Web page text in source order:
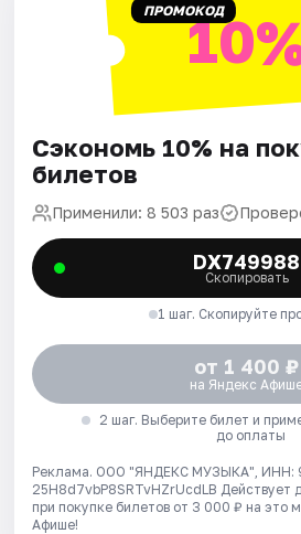
ПРОМОКОД
Сэкономь 10% на
билетов
Применили: 8 503 раз
DX749988
Скопировать
1 шаг. Скопируйте
от 1 400 ₽
на Яндекс
2 шаг. Выберите билет и
до оплаты
Реклама. ООО "ЯНДЕКС МУЗЫКА", ИНН:
25H8d7vbP8SRTvHZrUcdLB Действует
при покупке билетов от 3 000 ₽ на это
Афише!